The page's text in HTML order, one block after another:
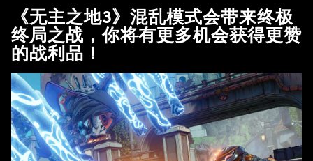
《无主之地3》混乱模式会带来终极
终局之战，你将有更多机会获得更赞
的战利品！